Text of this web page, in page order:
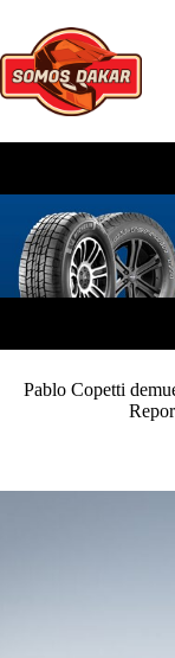
contenido
Pablo Copetti